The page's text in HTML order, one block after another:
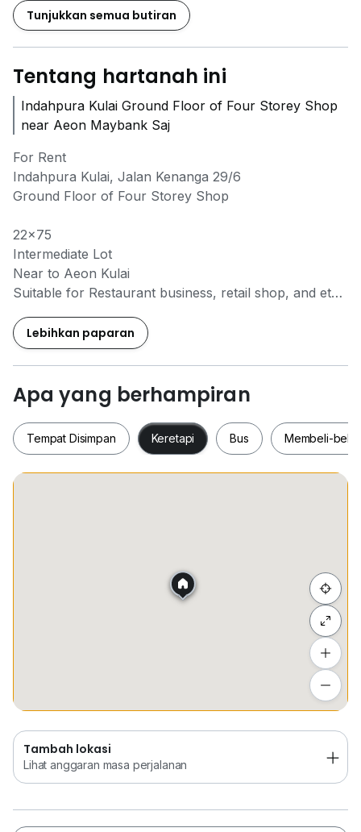
Tunjukkan semua butiran
Tentang hartanah ini
Indahpura Kulai Ground Floor of Four Storey Shop
near Aeon Maybank Saj
For Rent
Indahpura Kulai, Jalan Kenanga 29/6
Ground Floor of Four Storey Shop
22x75
Intermediate Lot
Near to Aeon Kulai
Suitable for Restaurant business, retail shop, and etc..
Rental: Rm2000 nett
Please Contact:
Danny See 0***** /0*****
The Roof Realty
REN37656
www.w*****
Lebihkan paparan
Apa yang berhampiran
Tempat Disimpan Keretapi Bus Membeli-
Tambah lokasi
Lihat anggaran masa perjalanan